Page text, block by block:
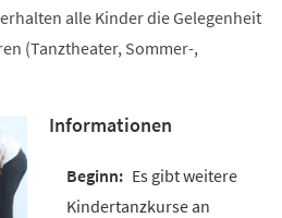
alle Kinder die Gelegenheit
(Tanztheater, Sommer-,
Informationen
Es gibt weitere
Kindertanzkurse an